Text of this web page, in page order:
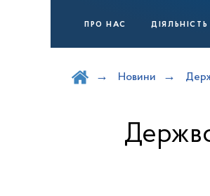
ПРО НАС ДІЯЛЬНІСТЬ
Новини